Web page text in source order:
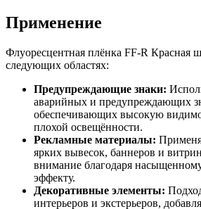
Применение
Флуоресцентная плёнка FF-R Красная
следующих областях:
Предупреждающие знаки:
аварийных и предупреждающих
обеспечивающих высокую
плохой освещённости.
Рекламные материалы:
ярких вывесок, баннеров и
внимание благодаря
эффекту.
Декоративные элементы:
интерьеров и экстерьеров,